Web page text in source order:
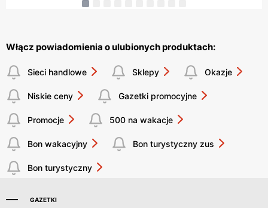
Włącz powiadomienia o ulubionych produktach:
Sieci handlowe Sklepy Okazje
Niskie ceny Gazetki promocyjne
Promocje 500 na wakacje
Bon wakacyjny Bon turystyczny zus
Bon turystyczny
GAZETKI